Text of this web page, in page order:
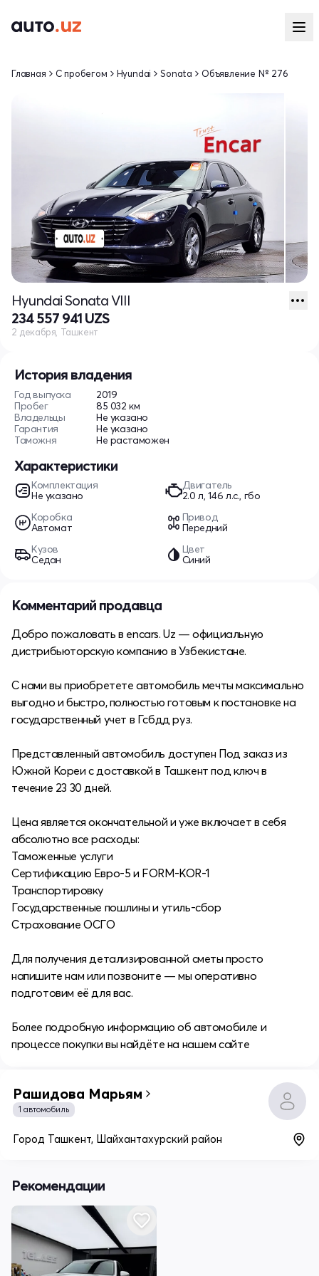
История владения
Год выпуска
2019
Пробег
85 032 км
Владельцы
Не указано
Гарантия
Не указано
Таможня
Не растаможен
Характеристики
Комплектация
Не указано
Двигатель
2.0 л, 146 л.с., гбо
Коробка
Автомат
Привод
Передний
Кузов
Седан
Цвет
Синий
Главная С пробегом Hyundai Sonata Объявление № 276
Hyundai Sonata VIII
234 557 941 UZS
2 декабря, Ташкент
Комментарий продавца
Добро пожаловать в encars. Uz — официальную
дистрибьюторскую компанию в Узбекистане.
С нами вы приобретете автомобиль мечты максимально
выгодно и быстро, полностью готовым к постановке на
государственный учет в Гсбдд руз.
Представленный автомобиль доступен Под заказ из
Южной Кореи с доставкой в Ташкент под ключ в
течение 23 30 дней.
Цена является окончательной и уже включает в себя
абсолютно все расходы:
Таможенные услуги
Сертификацию Евро-5 и FORM-KOR-1
Транспортировку
Государственные пошлины и утиль-сбор
Страхование ОСГО
Для получения детализированной сметы просто
напишите нам или позвоните — мы оперативно
подготовим её для вас.
Более подробную информацию об автомобиле и
процессе покупки вы найдёте на нашем сайте
Рашидова Марьям
1 автомобиль
Город Ташкент, Шайхантахурский район
Рекомендации